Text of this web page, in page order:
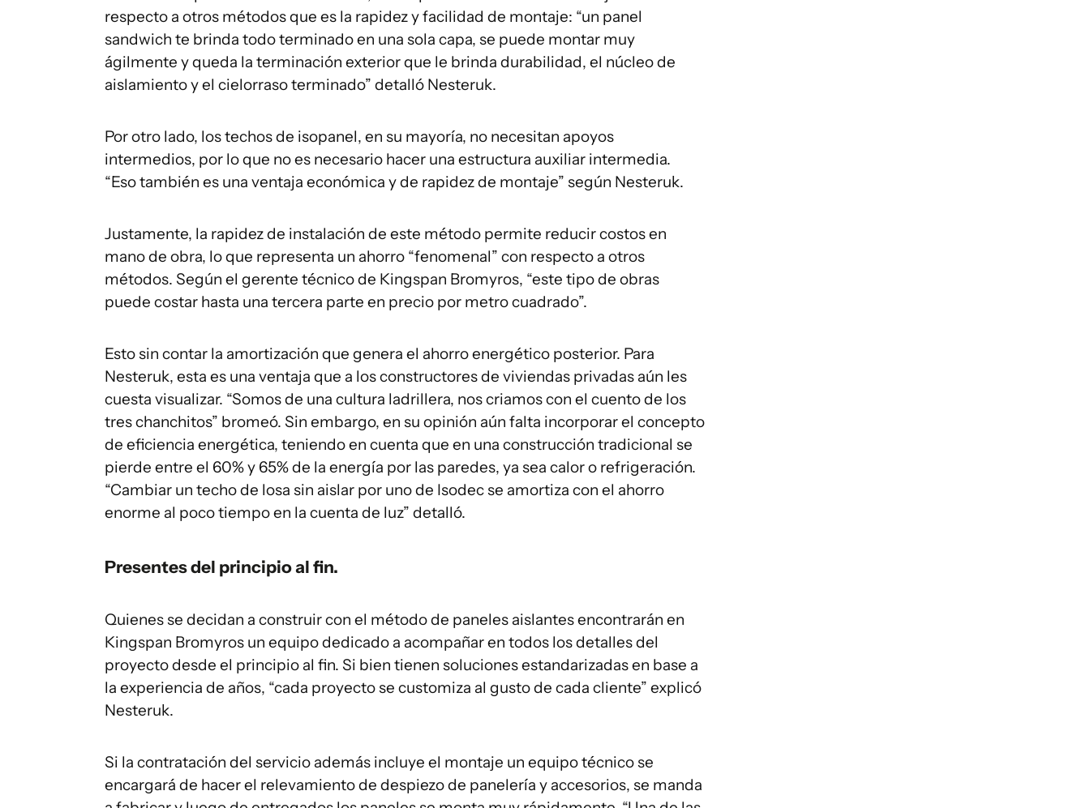
respecto a otros métodos que es la rapidez y facilidad de montaje: “un panel
sandwich te brinda todo terminado en una sola capa, se puede montar muy
ágilmente y queda la terminación exterior que le brinda durabilidad, el núcleo de
aislamiento y el cielorraso terminado” detalló Nesteruk.
Por otro lado, los techos de isopanel, en su mayoría, no necesitan apoyos
intermedios, por lo que no es necesario hacer una estructura auxiliar intermedia.
“Eso también es una ventaja económica y de rapidez de montaje” según Nesteruk.
Justamente, la rapidez de instalación de este método permite reducir costos en
mano de obra, lo que representa un ahorro “fenomenal” con respecto a otros
métodos. Según el gerente técnico de Kingspan Bromyros, “este tipo de obras
puede costar hasta una tercera parte en precio por metro cuadrado”.
Esto sin contar la amortización que genera el ahorro energético posterior. Para
Nesteruk, esta es una ventaja que a los constructores de viviendas privadas aún les
cuesta visualizar. “Somos de una cultura ladrillera, nos criamos con el cuento de los
tres chanchitos” bromeó. Sin embargo, en su opinión aún falta incorporar el concepto
de eficiencia energética, teniendo en cuenta que en una construcción tradicional se
pierde entre el 60% y 65% de la energía por las paredes, ya sea calor o refrigeración.
“Cambiar un techo de losa sin aislar por uno de Isodec se amortiza con el ahorro
enorme al poco tiempo en la cuenta de luz” detalló.
Presentes del principio al fin.
Quienes se decidan a construir con el método de paneles aislantes encontrarán en
Kingspan Bromyros un equipo dedicado a acompañar en todos los detalles del
proyecto desde el principio al fin. Si bien tienen soluciones estandarizadas en base a
la experiencia de años, “cada proyecto se customiza al gusto de cada cliente” explicó
Nesteruk.
Si la contratación del servicio además incluye el montaje un equipo técnico se
encargará de hacer el relevamiento de despiezo de panelería y accesorios, se manda